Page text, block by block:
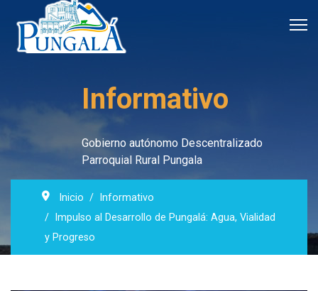
Informativo
Gobierno autónomo Descentralizado
Parroquial Rural Pungala
Inicio
Informativo
Impulso al Desarrollo de Pungalá: Agua, Vialidad
y Progreso